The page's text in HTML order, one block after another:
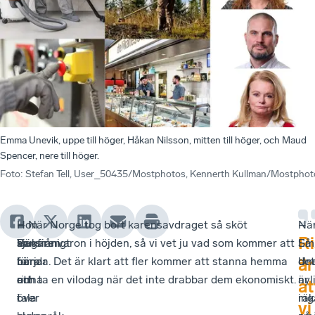
Emma Unevik, uppe till höger, Håkan Nilsson, mitten till höger, och Maud
Spencer, nere till höger.
Foto: Stefan Tell, User_50435/Mostphotos, Kennerth Kullman/
–
Vansinnigt
för
att
tala
Hon
är
bara
en
i
–
Bägaren
börjar
rinna
över
– När Norge tog bort karensavdraget så sköt
sjukfrånvaron i höjden, så vi vet ju vad som kommer att
hända. Det är klart att fler kommer att stanna hemma
och ta en vilodag när det inte drabbar dem ekonomiskt.
är
vi
–
Så
det
är